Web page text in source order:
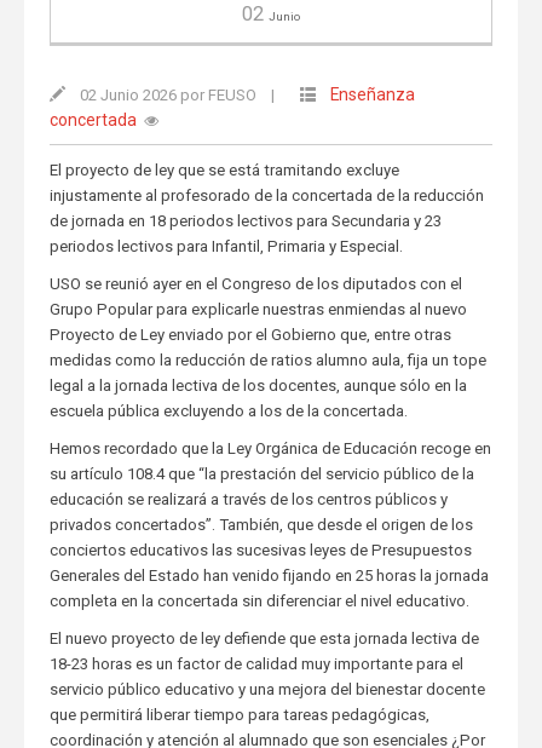
02 Junio
02 Junio 2026 por FEUSO |
Enseñanza
concertada
El proyecto de ley que se está tramitando excluye
injustamente al profesorado de la concertada de la reducción
de jornada en 18 periodos lectivos para Secundaria y 23
periodos lectivos para Infantil, Primaria y Especial.
USO se reunió ayer en el Congreso de los diputados con el
Grupo Popular para explicarle nuestras enmiendas al nuevo
Proyecto de Ley enviado por el Gobierno que, entre otras
medidas como la reducción de ratios alumno aula, fija un tope
legal a la jornada lectiva de los docentes, aunque sólo en la
escuela pública excluyendo a los de la concertada.
Hemos recordado que la Ley Orgánica de Educación recoge en
su artículo 108.4 que “la prestación del servicio público de la
educación se realizará a través de los centros públicos y
privados concertados”. También, que desde el origen de los
conciertos educativos las sucesivas leyes de Presupuestos
Generales del Estado han venido fijando en 25 horas la jornada
completa en la concertada sin diferenciar el nivel educativo.
El nuevo proyecto de ley defiende que esta jornada lectiva de
18-23 horas es un factor de calidad muy importante para el
servicio público educativo y una mejora del bienestar docente
que permitirá liberar tiempo para tareas pedagógicas,
coordinación y atención al alumnado que son esenciales ¿Por